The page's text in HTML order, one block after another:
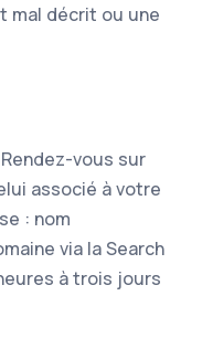
mal décrit ou une
vous sur
associé à votre
: nom
via la Search
à trois jours